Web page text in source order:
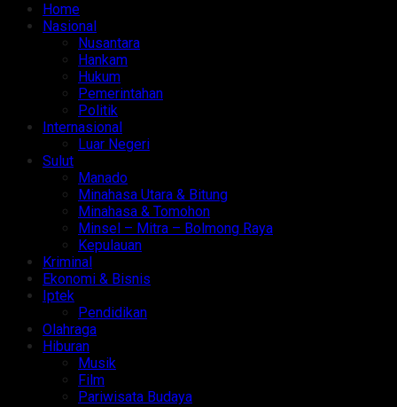
Home
Nasional
Nusantara
Hankam
Hukum
Pemerintahan
Politik
Internasional
Luar Negeri
Sulut
Manado
Minahasa Utara & Bitung
Minahasa & Tomohon
Minsel – Mitra – Bolmong Raya
Kepulauan
Kriminal
Ekonomi & Bisnis
Iptek
Pendidikan
Olahraga
Hiburan
Musik
Film
Pariwisata Budaya